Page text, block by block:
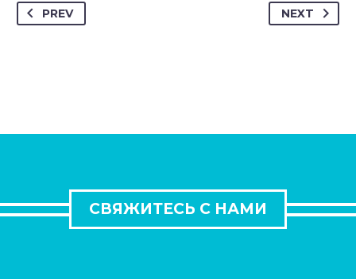
PREV NEXT
СВЯЖИТЕСЬ С НАМИ